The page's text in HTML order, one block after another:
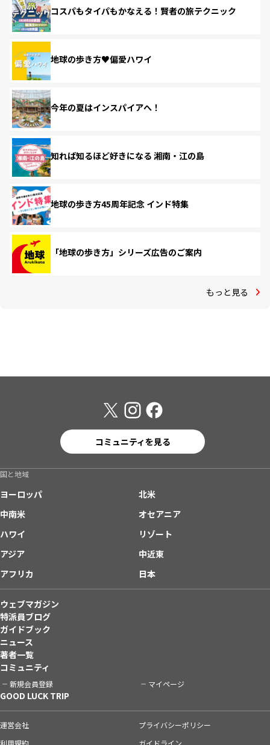
コスパもタイパもかなえる！賢者の旅テクニック
地球の歩き方♥偏愛ハワイ
今年の夏はインスパイアへ！
知れば知るほど好きになる 湘南・江の島
地球の歩き方45周年記念 インド特集
「地球の歩き方」シリーズ広告のご案内
もっと見る
コミュニティを見る
国と地域
ヨーロッパ
北米
中南米
オセアニア
ハワイ
リゾート
アジア
中近東
アフリカ
日本
ウェブマガジン
特派員ブログ
ガイドブック
ニュース
著者一覧
コミュニティ
新規会員登録 マイページ
GOOD LUCK TRIP
運営会社
プライバシーポリシー
利用規約
ガイドライン